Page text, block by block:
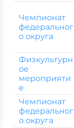
Чемпионат
федеральног
о округа
Физкультурн
ое
мероприяти
е
Чемпионат
федеральног
о округа